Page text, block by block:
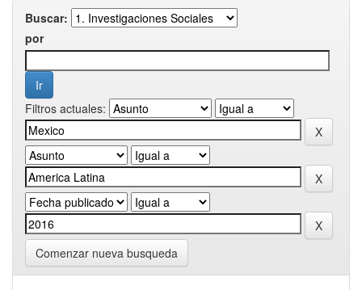
Buscar:
por
Filtros actuales:
Comenzar nueva busqueda